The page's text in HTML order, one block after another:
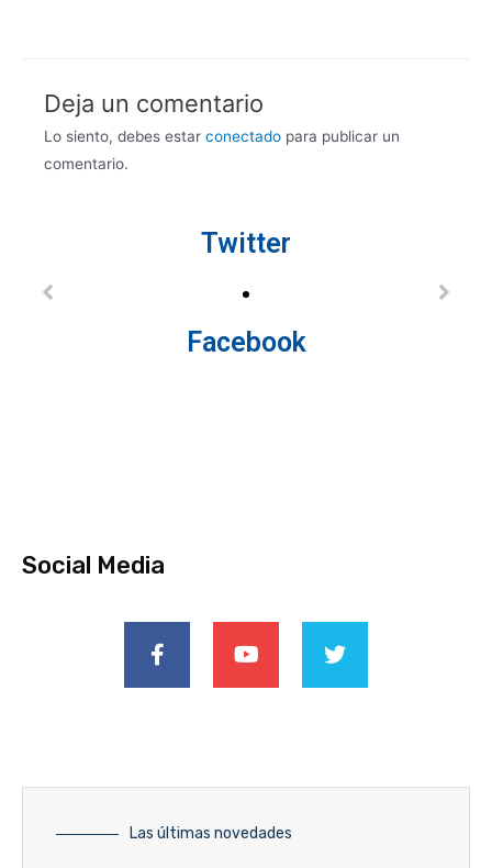
Deja un comentario
Lo siento, debes estar conectado para publicar un
comentario.
Twitter
Facebook
Social Media
Las últimas novedades